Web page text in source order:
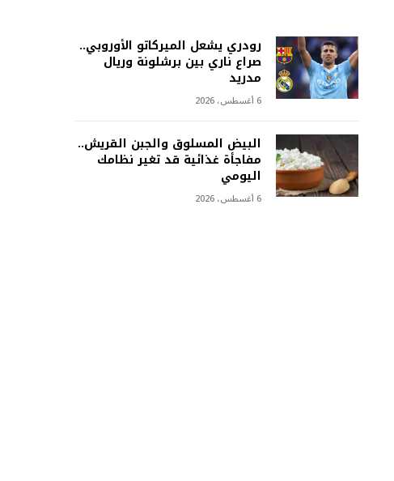
رودري يشعل الميركاتو الأوروبي..
صراع ناري بين برشلونة وريال
مدريد
6 أغسطس، 2026
البيض المسلوق والجبن القريش..
مفاجأة غذائية قد تغير نظامك
اليومي
6 أغسطس، 2026